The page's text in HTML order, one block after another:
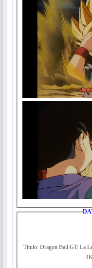
Título: Dragon Ball GT: La